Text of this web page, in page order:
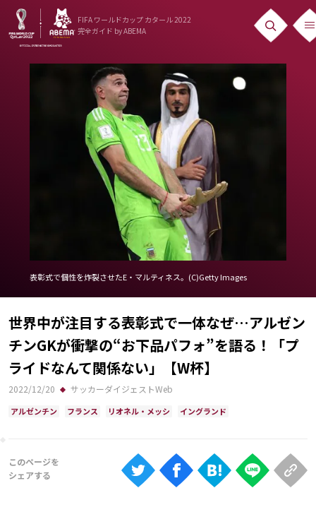
FIFA ワールドカップ カタール 2022
完全ガイド by ABEMA
ニュース
ランキング
Ranking
大会について
iOS Apps
表彰式で個性を炸裂させたE・マルティネス。(C)Getty Images
世界中が注目する表彰式で一体なぜ…アルゼン
チンGKが衝撃の“お下品パフォ”を語る！「プ
ライドなんて関係ない」【W杯】
2022/12/20 サッカーダイジェストWeb
アルゼンチン フランス リオネル・メッシ イングランド